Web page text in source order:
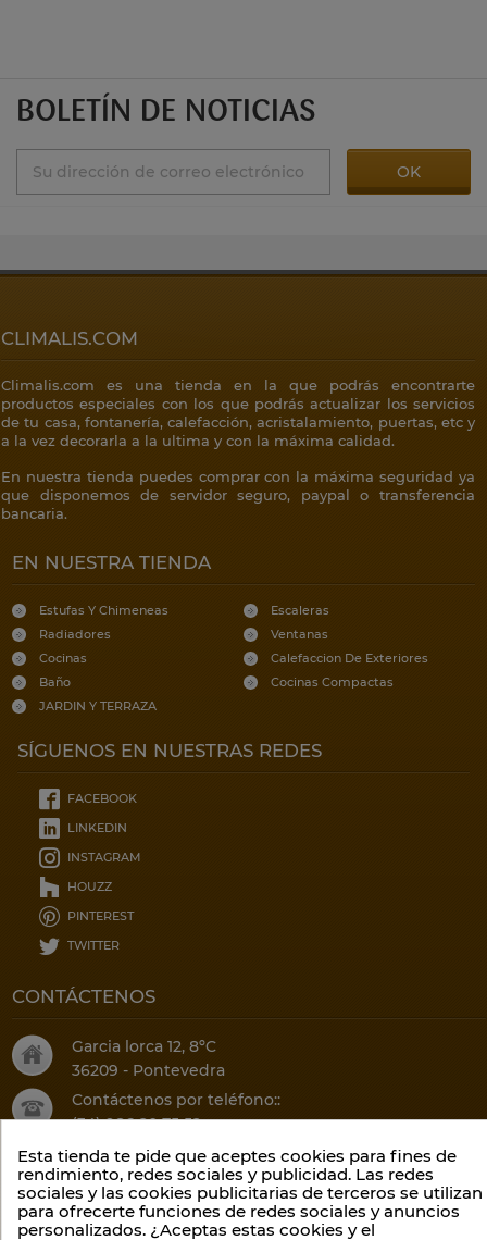
BOLETÍN DE NOTICIAS
CLIMALIS.COM
Climalis.com es una tienda en la que podrás encontrarte
productos especiales con los que podrás actualizar los servicios
de tu casa, fontanería, calefacción, acristalamiento, puertas, etc y
a la vez decorarla a la ultima y con la máxima calidad.
En nuestra tienda puedes comprar con la máxima seguridad ya
que disponemos de servidor seguro, paypal o transferencia
bancaria.
EN NUESTRA TIENDA
Estufas Y Chimeneas
Radiadores
Cocinas
Baño
JARDIN Y TERRAZA
Escaleras
Ventanas
Calefaccion De Exteriores
Cocinas Compactas
SÍGUENOS EN NUESTRAS REDES
FACEBOOK
LINKEDIN
INSTAGRAM
HOUZZ
PINTEREST
TWITTER
CONTÁCTENOS
Garcia lorca 12, 8ºC
36209 - Pontevedra
Contáctenos por teléfono::
(34) 986 20 75 52
O por email:
info@climalis.com
Esta tienda te pide que aceptes cookies para fines de
rendimiento, redes sociales y publicidad. Las redes
sociales y las cookies publicitarias de terceros se utilizan
para ofrecerte funciones de redes sociales y anuncios
personalizados. ¿Aceptas estas cookies y el